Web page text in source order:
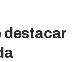
destacar